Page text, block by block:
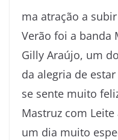
ma atração a
Verão foi a banda
Gilly Araújo, um
da alegria de
se sente muito
Mastruz com
um dia muito